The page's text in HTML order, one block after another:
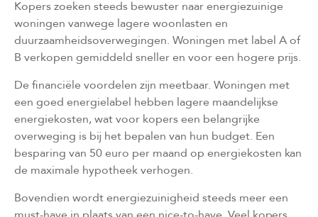
Kopers zoeken steeds bewuster naar energiezuinige
woningen vanwege lagere woonlasten en
duurzaamheidsoverwegingen. Woningen met label A of
B verkopen gemiddeld sneller en voor een hogere prijs.
De financiële voordelen zijn meetbaar. Woningen met
een goed energielabel hebben lagere maandelijkse
energiekosten, wat voor kopers een belangrijke
overweging is bij het bepalen van hun budget. Een
besparing van 50 euro per maand op energiekosten kan
de maximale hypotheek verhogen.
Bovendien wordt energiezuinigheid steeds meer een